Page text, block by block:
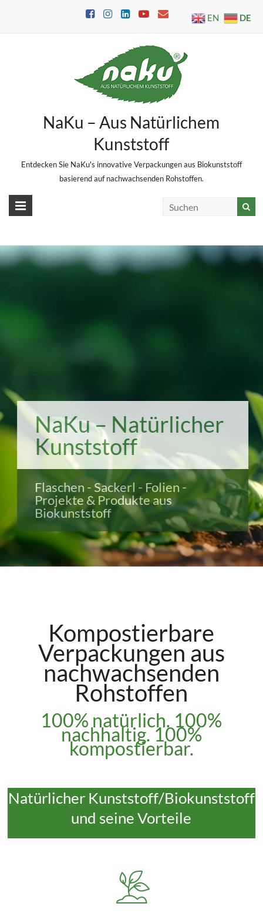
NaKu – Aus Natürlichem
Kunststoff
Entdecken Sie NaKu's innovative Verpackungen aus Biokunststoff
basierend auf nachwachsenden Rohstoffen.
NaKu – Natürlicher
Kunststoff
Flaschen - Sackerl - Folien -
Projekte & Produkte aus
Biokunststoff
Kompostierbare
Verpackungen aus
nachwachsenden
Rohstoffen
100% natürlich. 100%
nachhaltig. 100%
kompostierbar.
Natürlicher Kunststoff/Biokunststoff
und seine Vorteile
EN DE